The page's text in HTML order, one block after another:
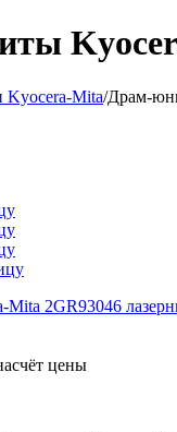
Kyocera-Mita/Драм-
2GR93046
цены